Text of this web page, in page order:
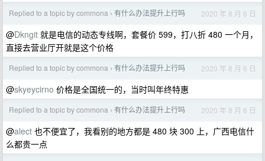
Replied to a topic by commona › 有什么办法提升上行吗 2020 年 8 月 6 日
@Dkngit 就是电信的动态专线啊，套餐价 599，打八折 480 一个月，
直接去营业厅开就是这个价格
Replied to a topic by commona › 有什么办法提升上行吗 2020 年 8 月 6 日
@skyeycirno 价格是全国统一的，当时叫年终特惠
Replied to a topic by commona › 有什么办法提升上行吗 2020 年 8 月 6 日
@alect 也不便宜了，我看别的地方都是 480 块 300 上，广西电信什
么都贵一点